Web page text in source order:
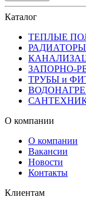
Каталог
ТЕПЛЫЕ
ЗАПОРНО-
ТРУБЫ и
О компании
О компании
Вакансии
Новости
Контакты
Клиентам